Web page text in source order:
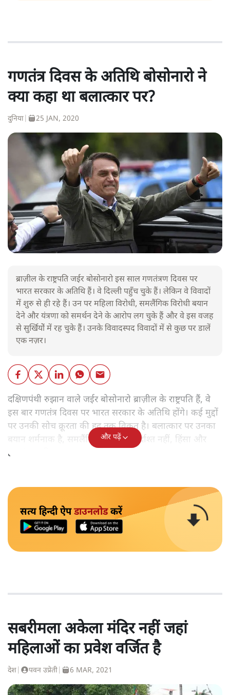
गणतंत्र दिवस के अतिथि बोसोनारो ने
क्या कहा था बलात्कार पर?
दुनिया 25 JAN, 2020
ब्राज़ील के राष्ट्रपति जईर बोसोनारो इस साल गणतंत्रण दिवस पर
भारत सरकार के अतिथि हैं। वे दिल्ली पहुँच चुके हैं। लेकिन वे विवादों
में शुरु से ही रहे हैं। उन पर महिला विरोधी, समलैंगिक विरोधी बयान
देने और यंत्रणा को समर्थन देने के आरोप लग चुके हैं और वे इस वजह
से सुर्खियोें में रह चुके हैं। उनके विवादस्पद विवादों में से कुछ पर डालें
एक नज़र।
दक्षिणपंथी रुझान वाले जईर बोसोनारो ब्राज़ील के राष्ट्रपति हैं, वे
इस बार गणतंत्र दिवस पर भारत सरकार के अतिथि होंगे। कई मुद्दों
पर उनकी सोच क्रूरता की हद तक विकृत है। बलात्कार पर उनका
बयान शर्मनाक है, समलैंगिक लोग उन्हें बर्दाश्त नहीं, हिंसा और
हत्याएं उनकी 'रूल-बुक' में हैं।
और पढ़ें
सत्य हिन्दी ऐपडाउनलोडकरें
सबरीमला अकेला मंदिर नहीं जहां
महिलाओं का प्रवेश वर्जित है
देश पवन उप्रेती 6 MAR, 2021